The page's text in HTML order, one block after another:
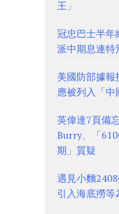
王」
冠忠巴士半
派中期息連特
美國防部據
應被列入「中
英偉達7頁備
Burry、「
期」質疑
遇見小麵
引入海底撈等